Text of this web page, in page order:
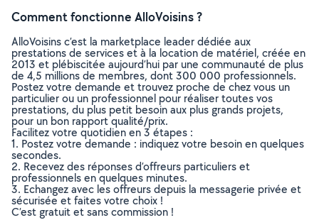
Comment fonctionne AlloVoisins ?
AlloVoisins c’est la marketplace leader dédiée aux
prestations de services et à la location de matériel, créée en
2013 et plébiscitée aujourd’hui par une communauté de plus
de 4,5 millions de membres, dont 300 000 professionnels.
Postez votre demande et trouvez proche de chez vous un
particulier ou un professionnel pour réaliser toutes vos
prestations, du plus petit besoin aux plus grands projets,
pour un bon rapport qualité/prix.
Facilitez votre quotidien en 3 étapes :
1. Postez votre demande : indiquez votre besoin en quelques
secondes.
2. Recevez des réponses d’offreurs particuliers et
professionnels en quelques minutes.
3. Echangez avec les offreurs depuis la messagerie privée et
sécurisée et faites votre choix !
C’est gratuit et sans commission !